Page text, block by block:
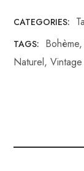
CATEGORIES:
TAGS: Bohème
Naturel,Vintage